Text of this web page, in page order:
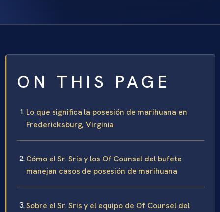
ON THIS PAGE
Lo que significa la posesión de marihuana en
Fredericksburg, Virginia
Cómo el Sr. Sris y los Of Counsel del bufete
manejan casos de posesión de marihuana
Sobre el Sr. Sris y el equipo de Of Counsel del